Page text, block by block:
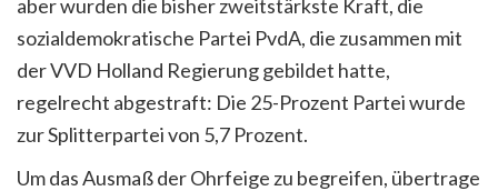
aber wurden die bisher zweitstärkste Kraft, die
sozialdemokratische Partei PvdA, die zusammen mit
der VVD Holland Regierung gebildet hatte,
regelrecht abgestraft: Die 25-Prozent Partei wurde
zur Splitterpartei von 5,7 Prozent.
Um das Ausmaß der Ohrfeige zu begreifen, übertrage